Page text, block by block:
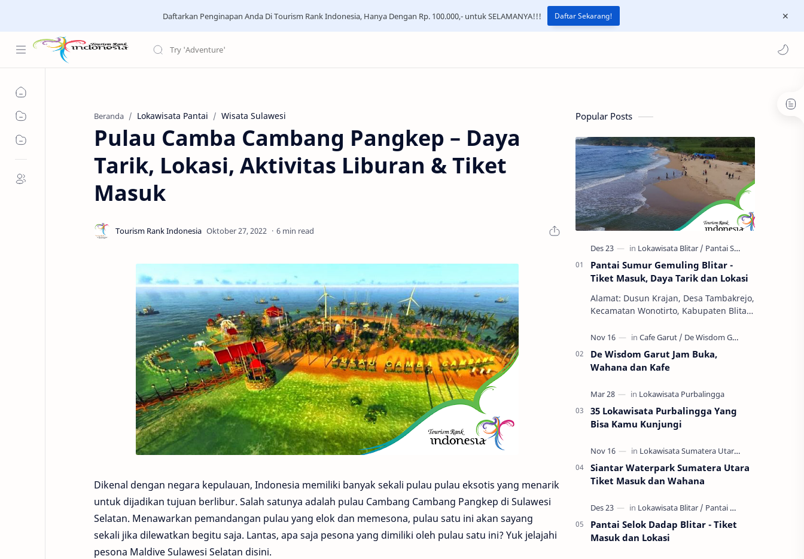
Daftarkan Penginapan Anda Di Tourism Rank Indonesia, Hanya Dengan Rp. 100.000,- untuk SELAMANYA!!! Daftar Sekarang!
Beranda Lokawisata Pantai Wisata Sulawesi
Pulau Camba Cambang Pangkep – Daya
Tarik, Lokasi, Aktivitas Liburan & Tiket
Masuk
6 min read
Dikenal dengan negara kepulauan, Indonesia memiliki banyak sekali pulau pulau eksotis yang menarik
untuk dijadikan tujuan berlibur. Salah satunya adalah pulau Cambang Cambang Pangkep di Sulawesi
Selatan. Menawarkan pemandangan pulau yang elok dan memesona, pulau satu ini akan sayang
sekali jika dilewatkan begitu saja. Lantas, apa saja pesona yang dimiliki oleh pulau satu ini? Yuk jelajahi
pesona Maldive Sulawesi Selatan disini.
Popular Posts
Pantai Sumur Gemuling Blitar -
Tiket Masuk, Daya Tarik dan Lokasi
Alamat: Dusun Krajan, Desa Tambakrejo,
Kecamatan Wonotirto, Kabupaten Blitar,
Jam Buka: 24 Jam Pantai Sumur Gemu…
De Wisdom Garut Jam Buka,
Wahana dan Kafe
35 Lokawisata Purbalingga Yang
Bisa Kamu Kunjungi
Siantar Waterpark Sumatera Utara
Tiket Masuk dan Wahana
Pantai Selok Dadap Blitar - Tiket
Masuk dan Lokasi